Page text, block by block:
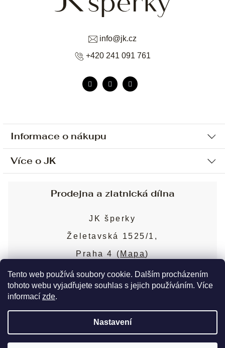
Tento web používá soubory cookie. Dalším procházením
tohoto webu vyjadřujete souhlas s jejich používáním. Více
informací zde.
Nastavení
Informace o nákupu
Ochrana osobních údajů
Sjednání osobní schůzky
Obchodní podmínky
Puncovní značky
Více o JK
Blog
Nejčastější dotazy
info@jk.cz
+420 241 091 761
Prodejna a zlatnická dílna
JK šperky
Želetavská 1525/1,
Praha 4 ( Mapa)
Více o prodejně
Copyright 2026JK šperky. Všechna práva
Upravit nastavení cookies